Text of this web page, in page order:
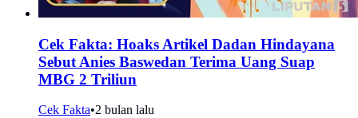
Cek Fakta: Hoaks Artikel Dadan Hindayana
Sebut Anies Baswedan Terima Uang Suap
MBG 2 Triliun
Cek Fakta•2 bulan lalu